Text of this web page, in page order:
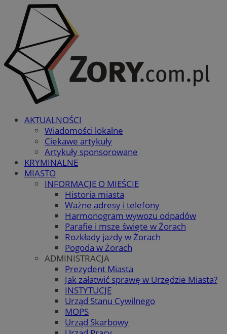
AKTUALNOŚCI
Wiadomości lokalne
Ciekawe artykuły
Artykuły sponsorowane
KRYMINALNE
MIASTO
INFORMACJE O MIEŚCIE
Historia miasta
Ważne adresy i telefony
Harmonogram wywozu odpadów
Parafie i msze święte w Żorach
Rozkłady jazdy w Żorach
Pogoda w Żorach
ADMINISTRACJA
Prezydent Miasta
Jak załatwić sprawę w Urzędzie Miasta?
INSTYTUCJE
Urząd Stanu Cywilnego
MOPS
Urząd Skarbowy